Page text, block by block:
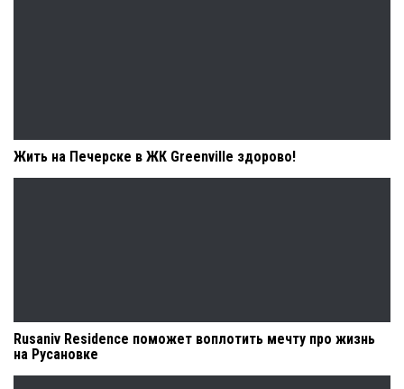
Жить на Печерске в ЖК Greenville здорово!
Rusaniv Residence поможет воплотить мечту про жизнь
на Русановке